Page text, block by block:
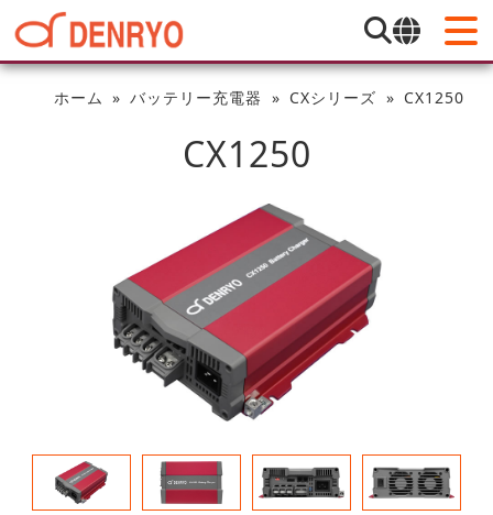
ホーム バッテリー充電器 CXシリーズ CX1250
CX1250